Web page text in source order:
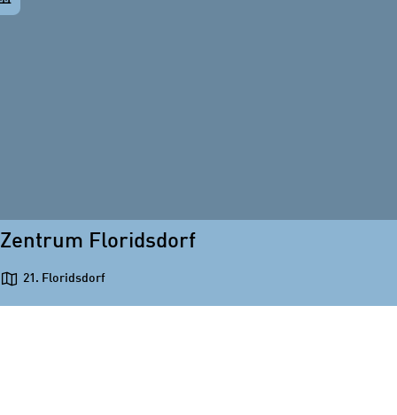
Zentrum Floridsdorf
21. Floridsdorf